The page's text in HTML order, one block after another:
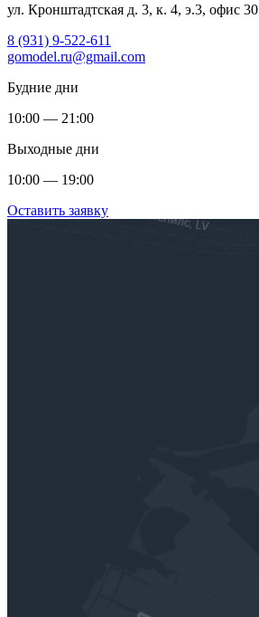
ул. Кронштадтская д. 3, к. 4, э.3, офис 30
8 (931) 9-522-611
gomodel.ru@gmail.com
Будние дни
10:00 — 21:00
Выходные дни
10:00 — 19:00
Оставить заявку